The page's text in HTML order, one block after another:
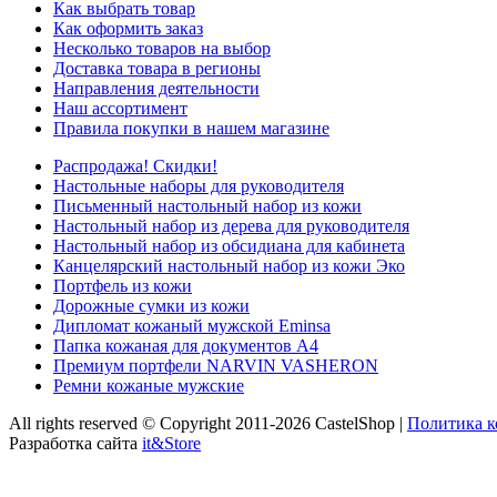
Как выбрать товар
Как оформить заказ
Несколько товаров на выбор
Доставка товара в регионы
Направления деятельности
Наш ассортимент
Правила покупки в нашем магазине
Распродажа! Скидки!
Настольные наборы для руководителя
Письменный настольный набор из кожи
Настольный набор из дерева для руководителя
Настольный набор из обсидиана для кабинета
Канцелярский настольный набор из кожи Эко
Портфель из кожи
Дорожные сумки из кожи
Дипломат кожаный мужской Eminsa
Папка кожаная для документов А4
Премиум портфели NARVIN VASHERON
Ремни кожаные мужские
All rights reserved © Copyright 2011-2026 CastelShop | Политика
Разработка сайта it&Store